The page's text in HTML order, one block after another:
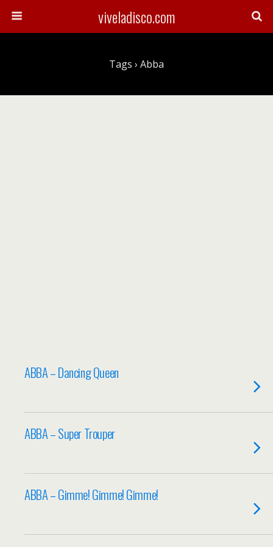
viveladisco.com
Tags › Abba
ABBA – Dancing Queen
ABBA – Super Trouper
ABBA – Gimme! Gimme! Gimme!